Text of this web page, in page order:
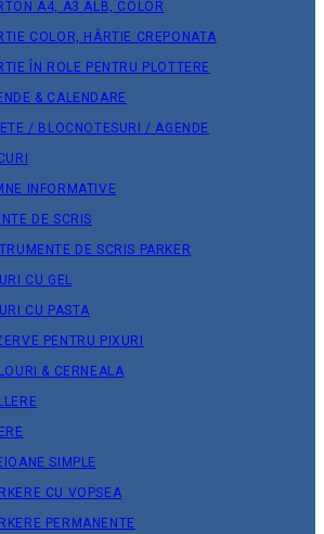
A4, A3 ALB, COLOR
COLOR, HÂRTIE CREPONATA
ÎN ROLE PENTRU PLOTTERE
& CALENDARE
/ BLOCNOTESURI / AGENDE
INFORMATIVE
DE SCRIS
DE SCRIS PARKER
CU GEL
CU PASTA
PENTRU PIXURI
& СERNEALA
SIMPLE
CU VOPSEA
PERMANENTE